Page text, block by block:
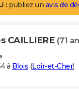
: publiez un avis de
CAILLIERE (71
à Blois (Loir-et-Cher)